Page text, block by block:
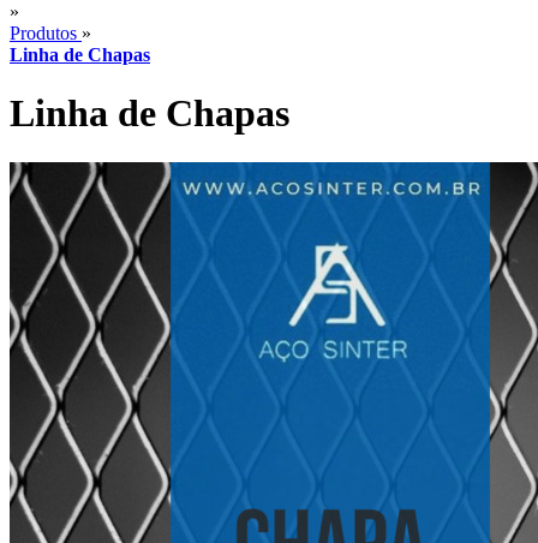
»
Produtos »
Linha de Chapas
Linha de Chapas